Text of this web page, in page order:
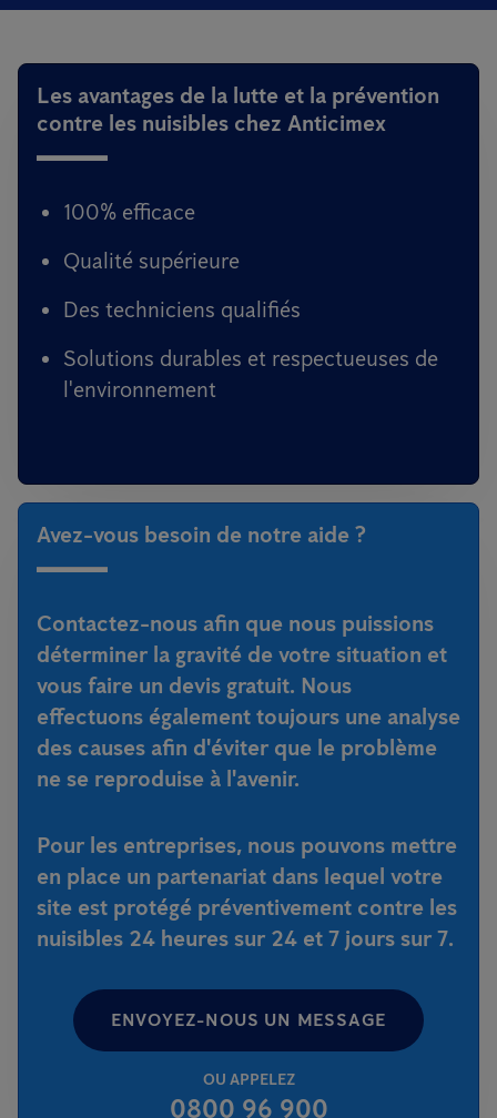
Les avantages de la lutte et la prévention
contre les nuisibles chez Anticimex
100% efficace
Qualité supérieure
Des techniciens qualifiés
Solutions durables et respectueuses de
l'environnement
Avez-vous besoin de notre aide ?
Contactez-nous afin que nous puissions
déterminer la gravité de votre situation et
vous faire un devis gratuit. Nous
effectuons également toujours une analyse
des causes afin d'éviter que le problème
ne se reproduise à l'avenir.
Pour les entreprises, nous pouvons mettre
en place un partenariat dans lequel votre
site est protégé préventivement contre les
nuisibles 24 heures sur 24 et 7 jours sur 7.
ENVOYEZ-NOUS UN MESSAGE
OU APPELEZ
0800 96 900